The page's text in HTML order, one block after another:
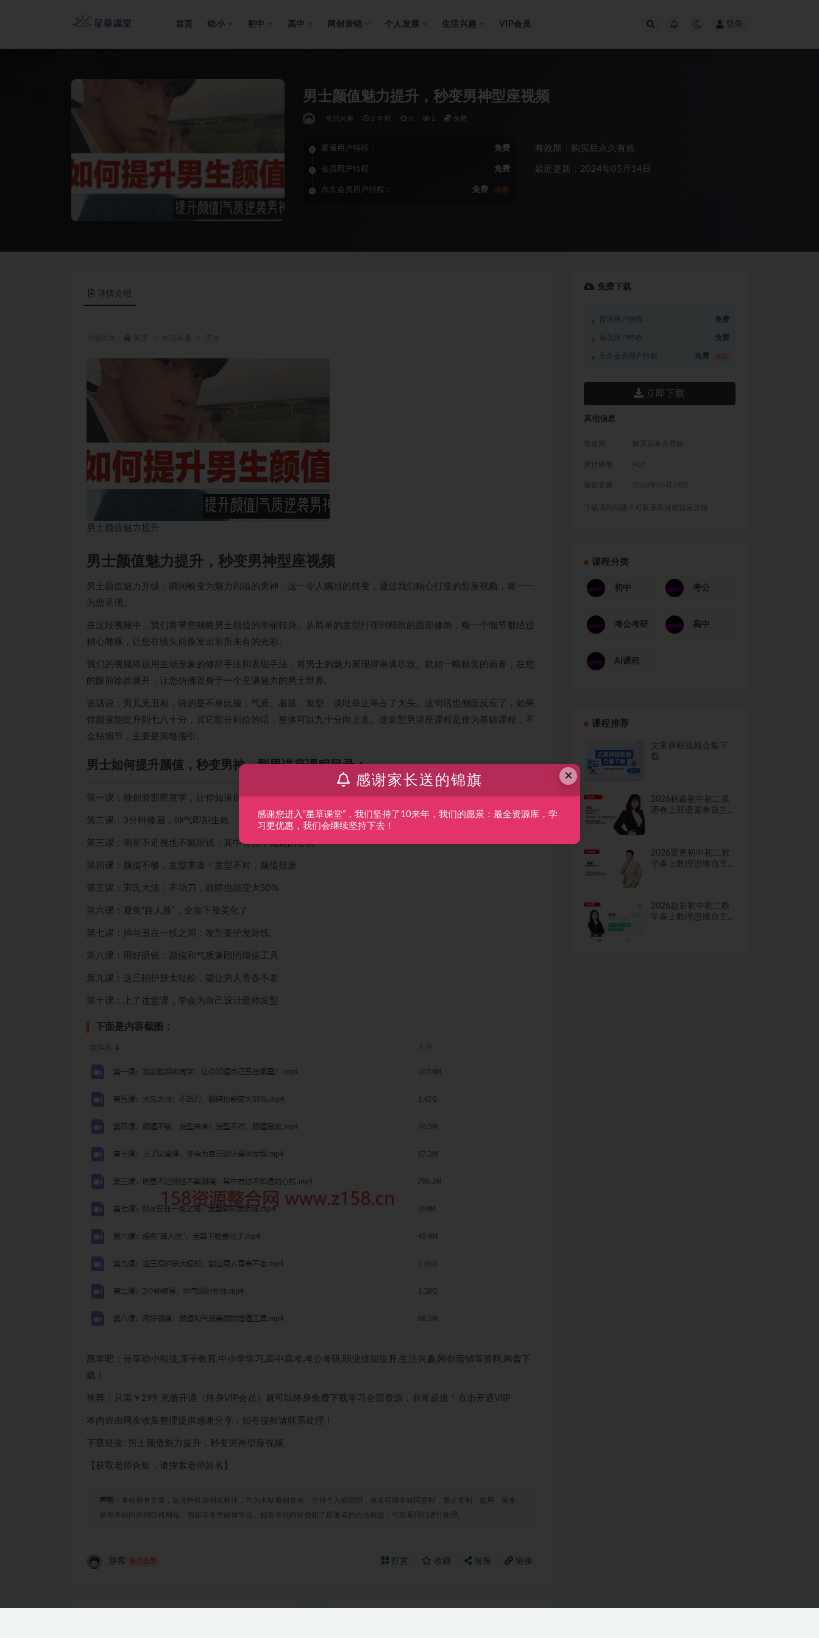
首页 幼小 初中 高中 网创营销 个人发展 生活兴趣 VIP会员 登录
男士颜值魅力提升，秒变男神型座视频
生活兴趣 2 年前 0 2 免费
普通用户特权： 免费
会员用户特权： 免费
永久会员用户特权： 免费 推荐
有效期：购买后永久有效
最近更新：2024年05月14日
详情介绍
男士颜值魅力提升
男士颜值魅力提升，秒变男神型座视频
男士颜值魅力升级，瞬间蜕变为魅力四溢的男神，这一令人瞩目的转变，通过我们精心打造的型座视频，将一一
为您呈现。
在这段视频中，我们将带您领略男士颜值的华丽转身。从简单的发型打理到精致的面部修饰，每一个细节都经过
精心雕琢，让您在镜头前焕发出前所未有的光彩。
我们的视频将运用生动形象的修辞手法和表现手法，将男士的魅力展现得淋漓尽致。犹如一幅精美的画卷，在您
的眼前徐徐展开，让您仿佛置身于一个充满魅力的男士世界。
说话说：男儿无丑相，说的是不单比脸，气质、着装、发型、谈吐举止等占了大头。这句话也侧面反应了，如果
你颜值能提升到七八十分，其它部分到位的话，整体可以九十分向上走。这套型男讲座课程是作为基础课程，不
会钻细节，主要是策略指引。
男士如何提升颜值，秒变男神，型男讲座课程目录：
第一课：独创脸部密度学，让你知道自己丑在哪里？
第二课：3分钟修眉，帅气即刻生效
第三课：明星不近视也不戴眼镜，其中有你不知道的心机
第四课：颜值不够，发型来凑！发型不对，颜值报废
第五课：宋氏大法：不动刀，眼睛也能变大50%
第六课：避免“路人脸”，全靠下脸美化了
第七课：帅与丑在一线之间：发型要护发际线
第八课：用好眼镜：颜值和气质兼顾的增值工具
第九课：这三招护肤太轻松，能让男人青春不老
第十课：上了这堂课，学会为自己设计最帅发型
下面是内容截图：
惠学吧：分享幼小衔接,亲子教育,中小学学习,高中高考,考公考研,职业技能提升,生活兴趣,网创营销等资料,网盘下
载！
推荐：只需￥299 充值开通（终身VIP会员）就可以 终身免费下载学习全部资源，非常超值！点击开通VIIP
本内容由网友收集整理提供感谢分享，如有侵权请联系处理！
下载链接: 男士颜值魅力提升，秒变男神型座视频
【获取老师合集，请搜索老师姓名】
声明： 本站所有文章，如无特殊说明或标注，均为本站原创发布。任何个人或组织，在未征得本站同意时，禁止复制、盗用、采集、
发布本站内容到任何网站、书籍等各类媒体平台。如若本站内容侵犯了原著者的合法权益，可联系我们进行处理。
游客 永久会员 打赏 收藏 海报 链接
免费下载
普通用户特权： 免费
会员用户特权： 免费
永久会员用户特权： 免费
立即下载
其他信息
有效期 购买后永久有效
累计销量 907
最近更新 2024年05月14日
下载遇到问题？可联系客服或留言反馈
课程分类
初中 考公
考公考研 高中
AI课程
课程推荐
文案课程视频合集下
载
2026林淼初中初二英
语春上双语素养自主
2026梁勇初中初二数
学春上数理思维自主
2026赵岩初中初二数
学春上数理思维自主
×
感谢家长送的锦旗
感谢您进入“星草课堂”，我们坚持了10来年，我们的愿景：最全资源库，学
习更优惠，我们会继续坚持下去！